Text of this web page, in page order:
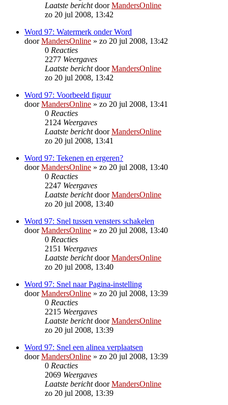
Laatste berichtdoorMandersOnline
zo 20 jul 2008, 13:42
Word 97: Watermerk onder Word
doorMandersOnline » zo 20 jul 2008, 13:42
0 Reacties
2277 Weergaves
Laatste berichtdoorMandersOnline
zo 20 jul 2008, 13:42
Word 97: Voorbeeld figuur
doorMandersOnline » zo 20 jul 2008, 13:41
0 Reacties
2124 Weergaves
Laatste berichtdoorMandersOnline
zo 20 jul 2008, 13:41
Word 97: Tekenen en ergeren?
doorMandersOnline » zo 20 jul 2008, 13:40
0 Reacties
2247 Weergaves
Laatste berichtdoorMandersOnline
zo 20 jul 2008, 13:40
Word 97: Snel tussen vensters schakelen
doorMandersOnline » zo 20 jul 2008, 13:40
0 Reacties
2151 Weergaves
Laatste berichtdoorMandersOnline
zo 20 jul 2008, 13:40
Word 97: Snel naar Pagina-instelling
doorMandersOnline » zo 20 jul 2008, 13:39
0 Reacties
2215 Weergaves
Laatste berichtdoorMandersOnline
zo 20 jul 2008, 13:39
Word 97: Snel een alinea verplaatsen
doorMandersOnline » zo 20 jul 2008, 13:39
0 Reacties
2069 Weergaves
Laatste berichtdoorMandersOnline
zo 20 jul 2008, 13:39